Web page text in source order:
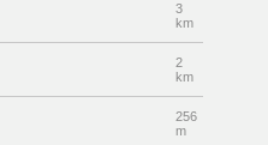
3
km
2
km
256
m